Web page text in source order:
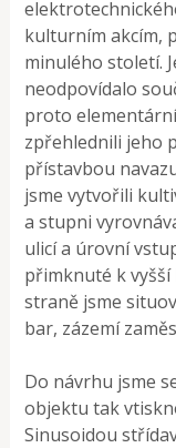
kulturním akcím,
minulého století.
neodpovídalo
proto
zpřehlednili jeho
přístavbou
jsme vytvořili
a stupni
ulicí a úrovní
přimknuté k
straně jsme
bar, zázemí
Do návrhu jsme
objektu tak
Sinusoidou